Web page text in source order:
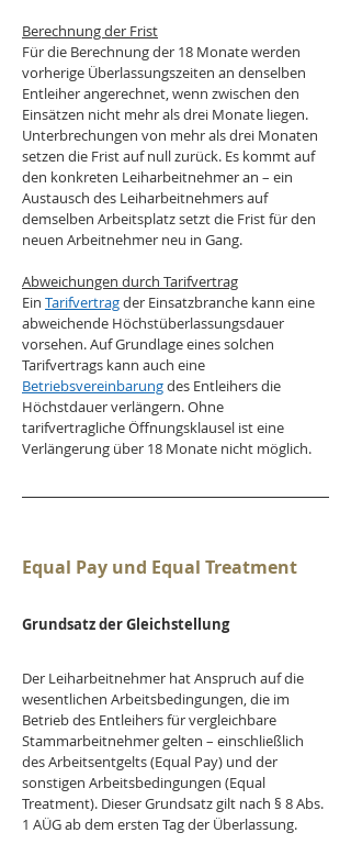
Berechnung der Frist
Für die Berechnung der 18 Monate werden
vorherige Überlassungszeiten an denselben
Entleiher angerechnet, wenn zwischen den
Einsätzen nicht mehr als drei Monate liegen.
Unterbrechungen von mehr als drei Monaten
setzen die Frist auf null zurück. Es kommt auf
den konkreten Leiharbeitnehmer an – ein
Austausch des Leiharbeitnehmers auf
demselben Arbeitsplatz setzt die Frist für den
neuen Arbeitnehmer neu in Gang.
Abweichungen durch Tarifvertrag
Ein Tarifvertrag der Einsatzbranche kann eine
abweichende Höchstüberlassungsdauer
vorsehen. Auf Grundlage eines solchen
Tarifvertrags kann auch eine
Betriebsvereinbarung des Entleihers die
Höchstdauer verlängern. Ohne
tarifvertragliche Öffnungsklausel ist eine
Verlängerung über 18 Monate nicht möglich.
Equal Pay und Equal Treatment
Grundsatz der Gleichstellung
Der Leiharbeitnehmer hat Anspruch auf die
wesentlichen Arbeitsbedingungen, die im
Betrieb des Entleihers für vergleichbare
Stammarbeitnehmer gelten – einschließlich
des Arbeitsentgelts (Equal Pay) und der
sonstigen Arbeitsbedingungen (Equal
Treatment). Dieser Grundsatz gilt nach § 8 Abs.
1 AÜG ab dem ersten Tag der Überlassung.